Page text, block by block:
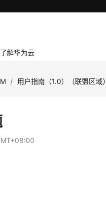
了解华为云
/ 用户指南（1.0）（联盟区域）